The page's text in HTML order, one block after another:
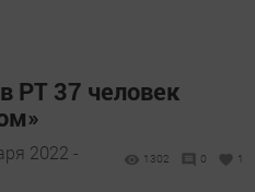
РТ 37 человек
2022 -
1302 0 1